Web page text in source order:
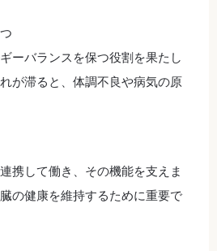
ーバランスを保つ役割を果たし
が滞ると、体調不良や病気の原
携して働き、その機能を支えま
の健康を維持するために重要で